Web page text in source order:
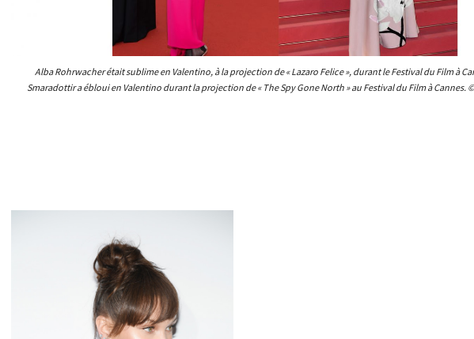
Alba Rohrwacher était sublime en Valentino, à la projection de « Lazaro Felice », durant le Festival du Film à
Smaradottir a ébloui en Valentino durant la projection de « The Spy Gone North » au Festival du Film à Cannes.